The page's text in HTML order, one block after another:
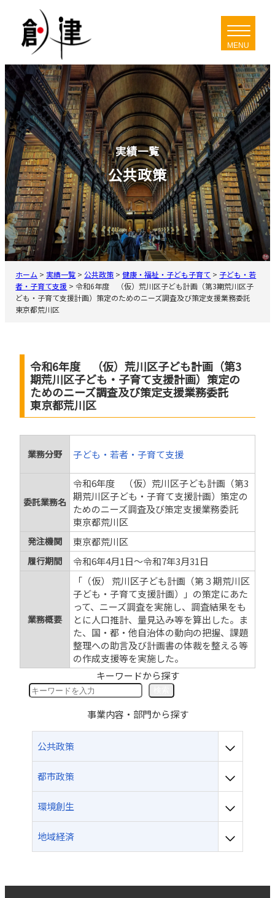
キ
ッ
プ
公共政策
実績一覧
ホーム > 実績一覧 >公共政策 >健康・福祉・子ども子育て > 子ども・若
者・子育て支援 >令和6年度 （仮）荒川区子ども計画（第3期荒川区子
ども・子育て支援計画）策定のためのニーズ調査及び策定支援業務委託
東京都荒川区
令和6年度 （仮）荒川区子ども計画（第3
期荒川区子ども・子育て支援計画）策定の
ためのニーズ調査及び策定支援業務委託
東京都荒川区
業務分野 子ども・若者・子育て支援
委託業務名
令和6年度 （仮）荒川区子ども計画（第3
期荒川区子ども・子育て支援計画）策定の
ためのニーズ調査及び策定支援業務委託
東京都荒川区
発注機関 東京都荒川区
履行期間 令和6年4月1日～令和7年3月31日
業務概要
「（仮） 荒川区子ども計画（第３期荒川区
子ども・子育て支援計画）」の策定にあた
って、ニーズ調査を実施し、調査結果をも
とに人口推計、量見込み等を算出した。ま
た、国・都・他自治体の動向の把握、課題
整理への助言及び計画書の体裁を整える等
の作成支援等を実施した。
キーワードから探す
事業内容・部門から探す
公共政策
都市政策
環境創生
地域経済